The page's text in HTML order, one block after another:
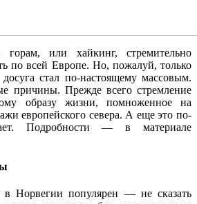
или хайкинг, стремительно
по всей Европе. Но, пожалуй, только
стал по-настоящему массовым.
причины. Прежде всего стремление
образу жизни, помноженное на
европейского севера. А еще это по-
Подробности — в материале
в Норвегии популярен — не сказать